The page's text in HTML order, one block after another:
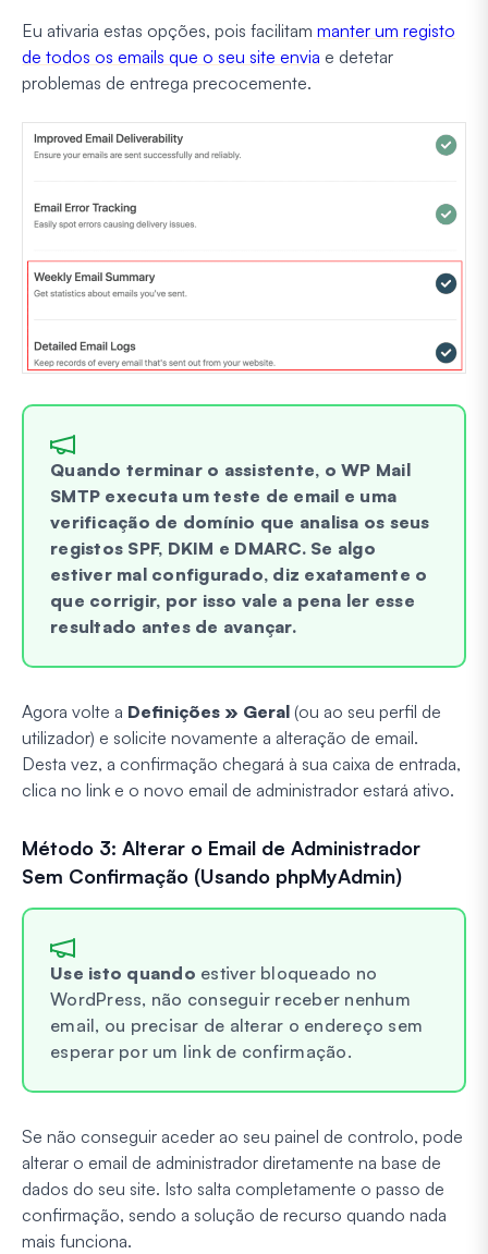
Eu ativaria estas opções, pois facilitam manter um registo
de todos os emails que o seu site envia e detetar
problemas de entrega precocemente.
Quando terminar o assistente, o WP Mail
SMTP executa um teste de email e uma
verificação de domínio que analisa os seus
registos SPF, DKIM e DMARC. Se algo
estiver mal configurado, diz exatamente o
que corrigir, por isso vale a pena ler esse
resultado antes de avançar.
Agora volte a Definições » Geral (ou ao seu perfil de
utilizador) e solicite novamente a alteração de email.
Desta vez, a confirmação chegará à sua caixa de entrada,
clica no link e o novo email de administrador estará ativo.
Método 3: Alterar o Email de Administrador
Sem Confirmação (Usando phpMyAdmin)
Use isto quando estiver bloqueado no
WordPress, não conseguir receber nenhum
email, ou precisar de alterar o endereço sem
esperar por um link de confirmação.
Se não conseguir aceder ao seu painel de controlo, pode
alterar o email de administrador diretamente na base de
dados do seu site. Isto salta completamente o passo de
confirmação, sendo a solução de recurso quando nada
mais funciona.